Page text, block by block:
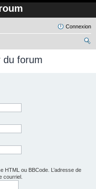
Connexion
du forum
HTML ou BBCode. L’adresse de
courriel.